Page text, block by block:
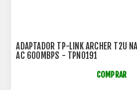
ADAPTADOR TP-LINK ARCHER T2U
AC 600MBPS - TPN0191
COMPRAR